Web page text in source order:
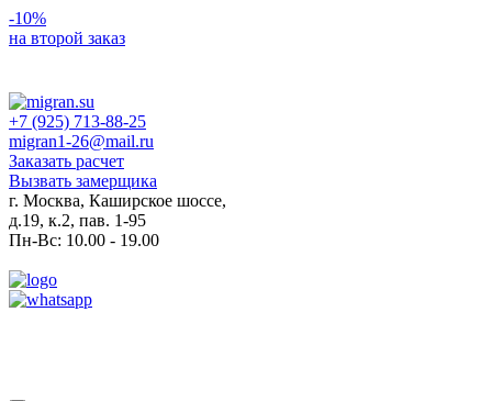
-10%
на второй заказ
+7 (925) 713-88-25
migran1-26@mail.ru
Заказать расчет
Вызвать замерщика
г. Москва, Каширское шоссе,
д.19, к.2, пав. 1-95
Пн-Вс: 10.00 - 19.00